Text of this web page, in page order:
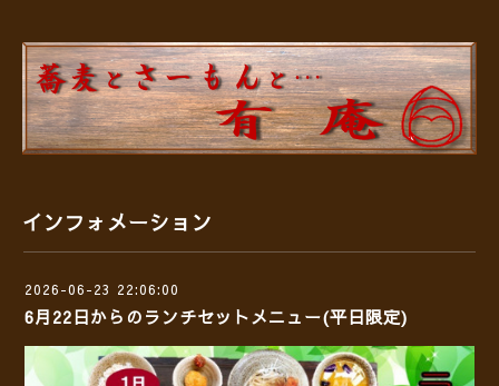
インフォメーション
2026-06-23 22:06:00
6月22日からのランチセットメニュー(平日限定)